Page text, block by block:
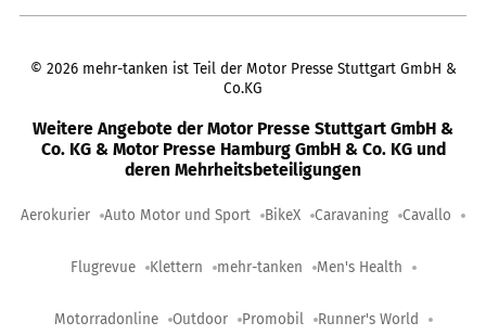
© 2026 mehr-tanken ist Teil der Motor Presse Stuttgart GmbH &
Co.KG
Weitere Angebote der Motor Presse Stuttgart GmbH &
Co. KG & Motor Presse Hamburg GmbH & Co. KG und
deren Mehrheitsbeteiligungen
Aerokurier Auto Motor und Sport BikeX Caravaning Cavallo
Flugrevue Klettern mehr-tanken Men's Health
Motorradonline Outdoor Promobil Runner's World